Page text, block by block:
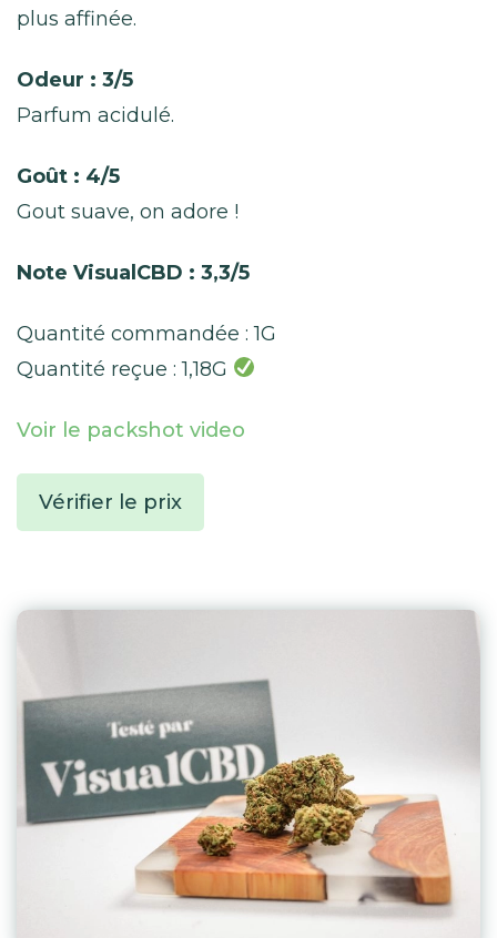
plus affinée.
Odeur : 3/5
Parfum acidulé.
Goût : 4/5
Gout suave, on adore !
Note VisualCBD : 3,3/5
Quantité commandée : 1G
Quantité reçue : 1,18G
Voir le packshot video
Vérifier le prix